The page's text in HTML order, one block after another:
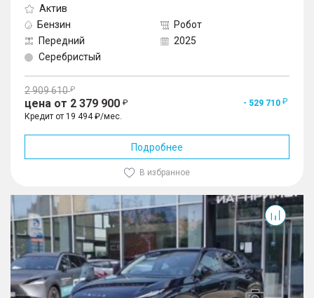
Актив
Бензин
Робот
Передний
2025
Серебристый
2 909 610
цена от 2 379 900
- 529 710
Кредит от 19 494 ₽/мес.
Подробнее
В избранное